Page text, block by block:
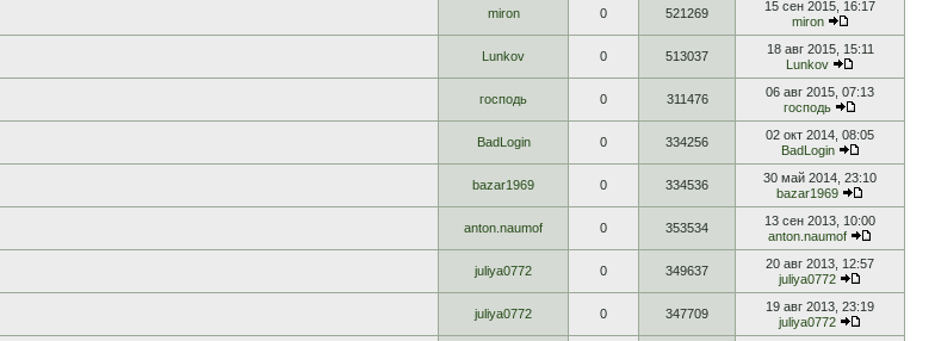
miron 0 521269
15 сен 2015, 16:17
miron
Lunkov 0 513037
18 авг 2015, 15:11
Lunkov
господь 0 311476
06 авг 2015, 07:13
господь
BadLogin 0 334256
02 окт 2014, 08:05
BadLogin
bazar1969 0 334536
30 май 2014, 23:10
bazar1969
anton.naumof 0 353534
13 сен 2013, 10:00
anton.naumof
juliya0772 0 349637
20 авг 2013, 12:57
juliya0772
juliya0772 0 347709
19 авг 2013, 23:19
juliya0772